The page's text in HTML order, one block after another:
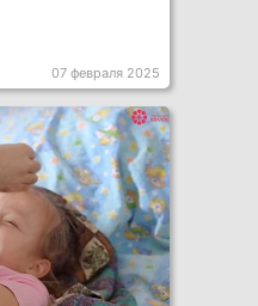
07 февраля 2025